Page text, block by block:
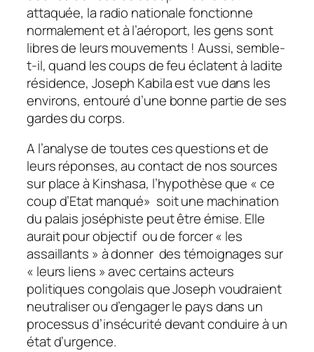
attaquée, la radio nationale fonctionne
normalement et à l’aéroport, les gens sont
libres de leurs mouvements ! Aussi, semble-
t-il, quand les coups de feu éclatent à ladite
résidence, Joseph Kabila est vue dans les
environs, entouré d’une bonne partie de ses
gardes du corps.
A l’analyse de toutes ces questions et de
leurs réponses, au contact de nos sources
sur place à Kinshasa, l’hypothèse que « ce
coup d’Etat manqué» soit une machination
du palais joséphiste peut être émise. Elle
aurait pour objectif ou de forcer « les
assaillants » à donner des témoignages sur
« leurs liens » avec certains acteurs
politiques congolais que Joseph voudraient
neutraliser ou d’engager le pays dans un
processus d’insécurité devant conduire à un
état d’urgence.